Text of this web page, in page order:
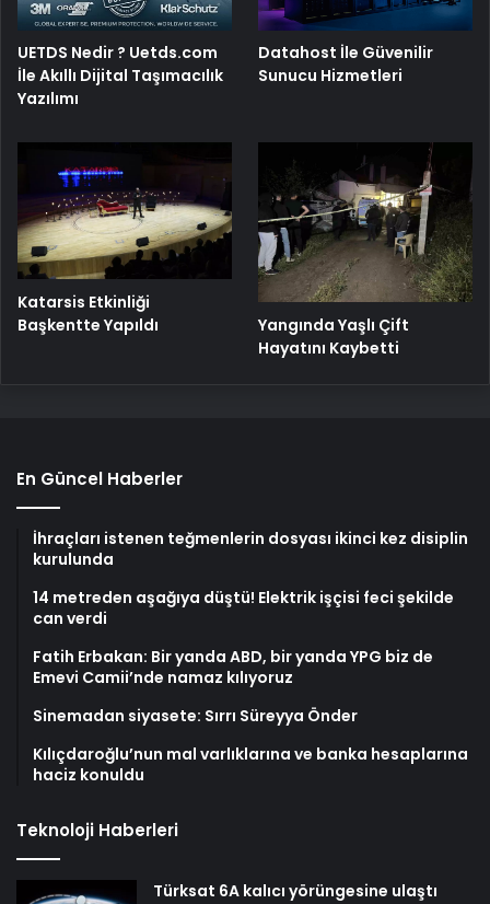
UETDS Nedir ? Uetds.com
İle Akıllı Dijital Taşımacılık
Yazılımı
Datahost İle Güvenilir
Sunucu Hizmetleri
Katarsis Etkinliği
Başkentte Yapıldı
Yangında Yaşlı Çift
Hayatını Kaybetti
En Güncel Haberler
İhraçları istenen teğmenlerin dosyası ikinci kez disiplin
kurulunda
14 metreden aşağıya düştü! Elektrik işçisi feci şekilde
can verdi
Fatih Erbakan: Bir yanda ABD, bir yanda YPG biz de
Emevi Camii’nde namaz kılıyoruz
Sinemadan siyasete: Sırrı Süreyya Önder
Kılıçdaroğlu’nun mal varlıklarına ve banka hesaplarına
haciz konuldu
Teknoloji Haberleri
Türksat 6A kalıcı yörüngesine ulaştı